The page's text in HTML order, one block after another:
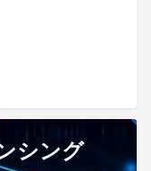
シング